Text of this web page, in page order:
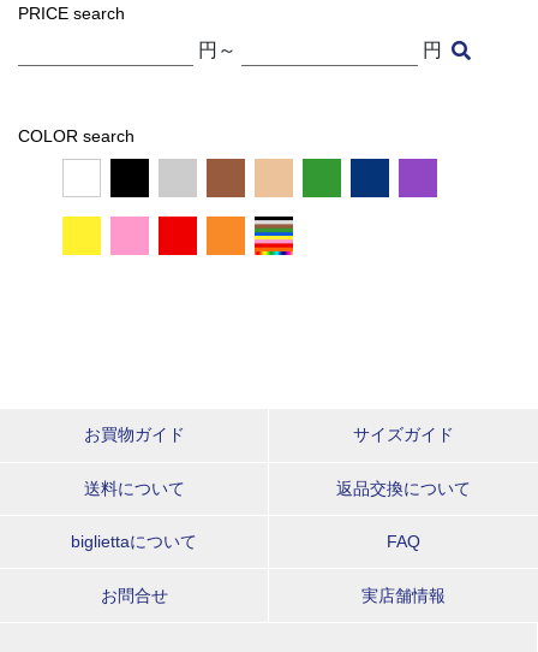
PRICE search
円～ 円
COLOR search
お買物ガイド サイズガイド
送料について 返品交換について
bigliettaについて FAQ
お問合せ 実店舗情報